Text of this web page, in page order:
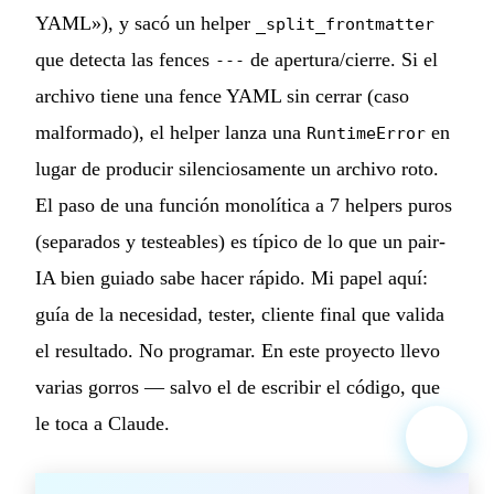
YAML»), y sacó un helper
_split_frontmatter
que detecta las fences --- de apertura/cierre. Si el
archivo tiene una fence YAML sin cerrar (caso
malformado), el helper lanza una RuntimeError en
lugar de producir silenciosamente un archivo roto.
El paso de una función monolítica a 7 helpers puros
(separados y testeables) es típico de lo que un pair-
IA bien guiado sabe hacer rápido. Mi papel aquí:
guía de la necesidad, tester, cliente final que valida
el resultado. No programar. En este proyecto llevo
varias gorros — salvo el de escribir el código, que
le toca a Claude.